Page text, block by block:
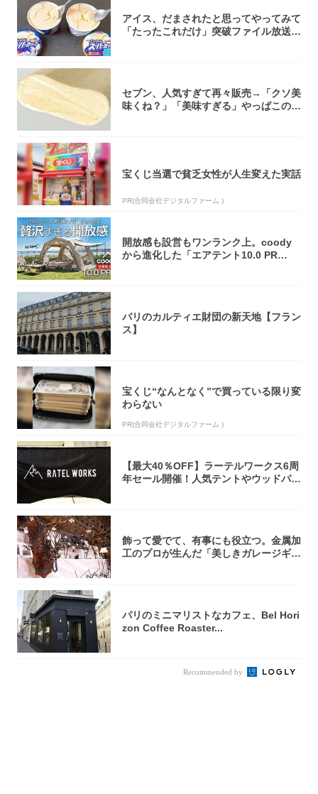
アイス、だまされたと思ってやってみて
「たったこれだけ」突破ファイル放送で
セブン、人気すぎて再々販売→「クソ美
味くね？」「美味すぎる」やっぱこのク
宝くじ当選で貧乏女性が人生変えた実話
PR(合同会社デジタルファーム )
開放感も設営もワンランク上。coody
から進化した「エアテント10.0 PR
パリのカルティエ財団の新天地【フラン
ス】
宝くじ“なんとなく”で買っている限り変
わらない
PR(合同会社デジタルファーム )
【最大40％OFF】ラーテルワークス6周
年セール開催！人気テントやウッドパネ
飾って愛でて、有事にも役立つ。金属加
工のプロが生んだ「美しきガレージギ
パリのミニマリストなカフェ、Bel Hori
zon Coffee Roaster...
Recommended by